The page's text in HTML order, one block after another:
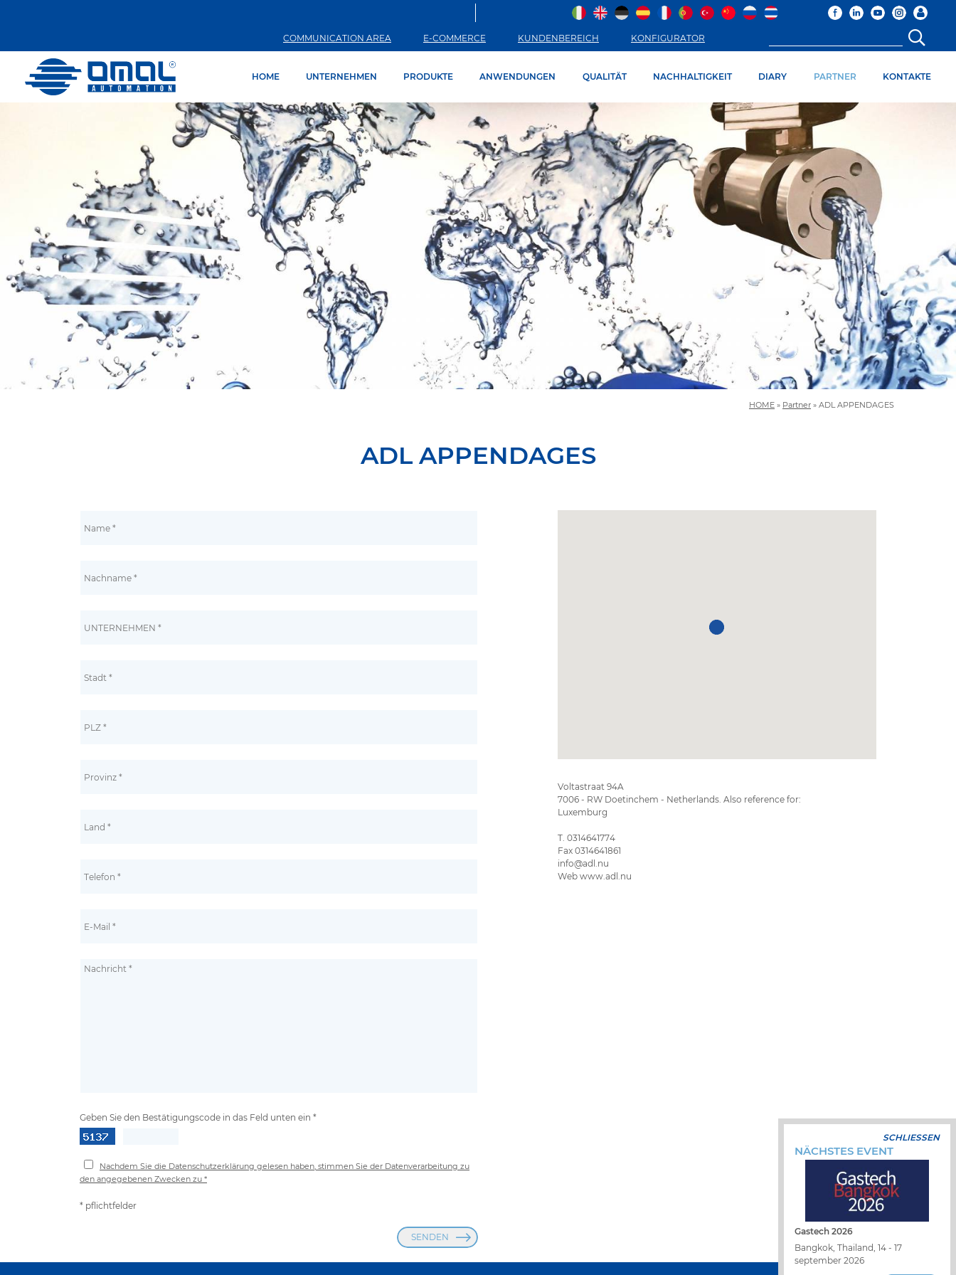
COMMUNICATION AREA E-COMMERCE KUNDENBEREICH KONFIGURATOR
HOME UNTERNEHMEN PRODUKTE ANWENDUNGEN QUALITÄT NACHHALTIGKEIT DIARY PARTNER KONTAKTE
HOME » Partner » ADL APPENDAGES
ADL APPENDAGES
Geben Sie den Bestätigungscode in das Feld unten ein *
Nachdem Sie die Datenschutzerklärung gelesen haben, stimmen Sie der Datenverarbeitung zu
den angegebenen Zwecken zu *
* pflichtfelder
SENDEN
Voltastraat 94A
7006 - RW Doetinchem - Netherlands. Also reference for:
Luxemburg
T. 0314641774
Fax 0314641861
info@adl.nu
Web www.adl.nu
SCHLIESSEN
NÄCHSTES EVENT
Gastech 2026
Bangkok, Thailand, 14 - 17
september 2026